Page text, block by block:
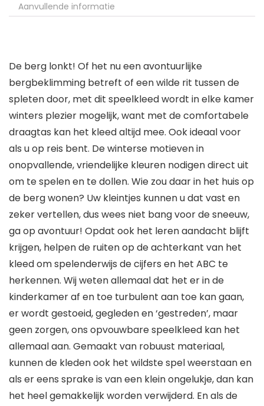
Aanvullende informatie
De berg lonkt! Of het nu een avontuurlijke
bergbeklimming betreft of een wilde rit tussen de
spleten door, met dit speelkleed wordt in elke kamer
winters plezier mogelijk, want met de comfortabele
draagtas kan het kleed altijd mee. Ook ideaal voor
als u op reis bent. De winterse motieven in
onopvallende, vriendelijke kleuren nodigen direct uit
om te spelen en te dollen. Wie zou daar in het huis op
de berg wonen? Uw kleintjes kunnen u dat vast en
zeker vertellen, dus wees niet bang voor de sneeuw,
ga op avontuur! Opdat ook het leren aandacht blijft
krijgen, helpen de ruiten op de achterkant van het
kleed om spelenderwijs de cijfers en het ABC te
herkennen. Wij weten allemaal dat het er in de
kinderkamer af en toe turbulent aan toe kan gaan,
er wordt gestoeid, gegleden en ‘gestreden’, maar
geen zorgen, ons opvouwbare speelkleed kan het
allemaal aan. Gemaakt van robuust materiaal,
kunnen de kleden ook het wildste spel weerstaan en
als er eens sprake is van een klein ongelukje, dan kan
het heel gemakkelijk worden verwijderd. En als de